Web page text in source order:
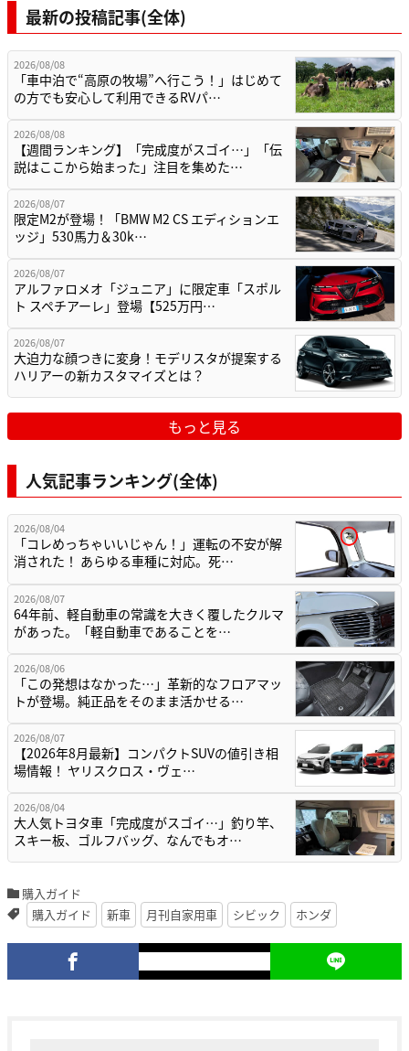
最新の投稿記事(全体)
2026/08/08
「車中泊で“高原の牧場”へ行こう！」はじめて
の方でも安心して利用できるRVパ…
2026/08/08
【週間ランキング】「完成度がスゴイ…」「伝
説はここから始まった」注目を集めた…
2026/08/07
限定M2が登場！「BMW M2 CS エディションエ
ッジ」530馬力＆30k…
2026/08/07
アルファロメオ「ジュニア」に限定車「スポル
ト スペチアーレ」登場【525万円…
2026/08/07
大迫力な顔つきに変身！モデリスタが提案する
ハリアーの新カスタマイズとは？
もっと見る
人気記事ランキング(全体)
2026/08/04
「コレめっちゃいいじゃん！」運転の不安が解
消された！ あらゆる車種に対応。死…
2026/08/07
64年前、軽自動車の常識を大きく覆したクルマ
があった。「軽自動車であることを…
2026/08/06
「この発想はなかった…」革新的なフロアマッ
トが登場。純正品をそのまま活かせる…
2026/08/07
【2026年8月最新】コンパクトSUVの値引き相
場情報！ ヤリスクロス・ヴェ…
2026/08/04
大人気トヨタ車「完成度がスゴイ…」釣り竿、
スキー板、ゴルフバッグ、なんでもオ…
購入ガイド
購入ガイド
新車 月刊自家用車 シビック ホンダ